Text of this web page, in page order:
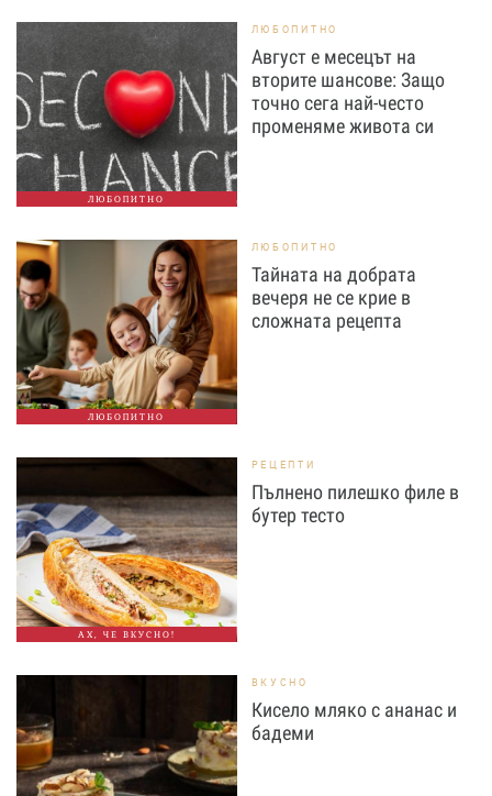
ЛЮБОПИТНО
ЛЮБОПИТНО
Август е месецът на
вторите шансове: Защо
точно сега най-често
променяме живота си
ЛЮБОПИТНО
ЛЮБОПИТНО
Тайната на добрата
вечеря не се крие в
сложната рецепта
АХ, ЧЕ ВКУСНО!
РЕЦЕПТИ
Пълнено пилешко филе в
бутер тесто
ВКУСНО
Кисело мляко с ананас и
бадеми